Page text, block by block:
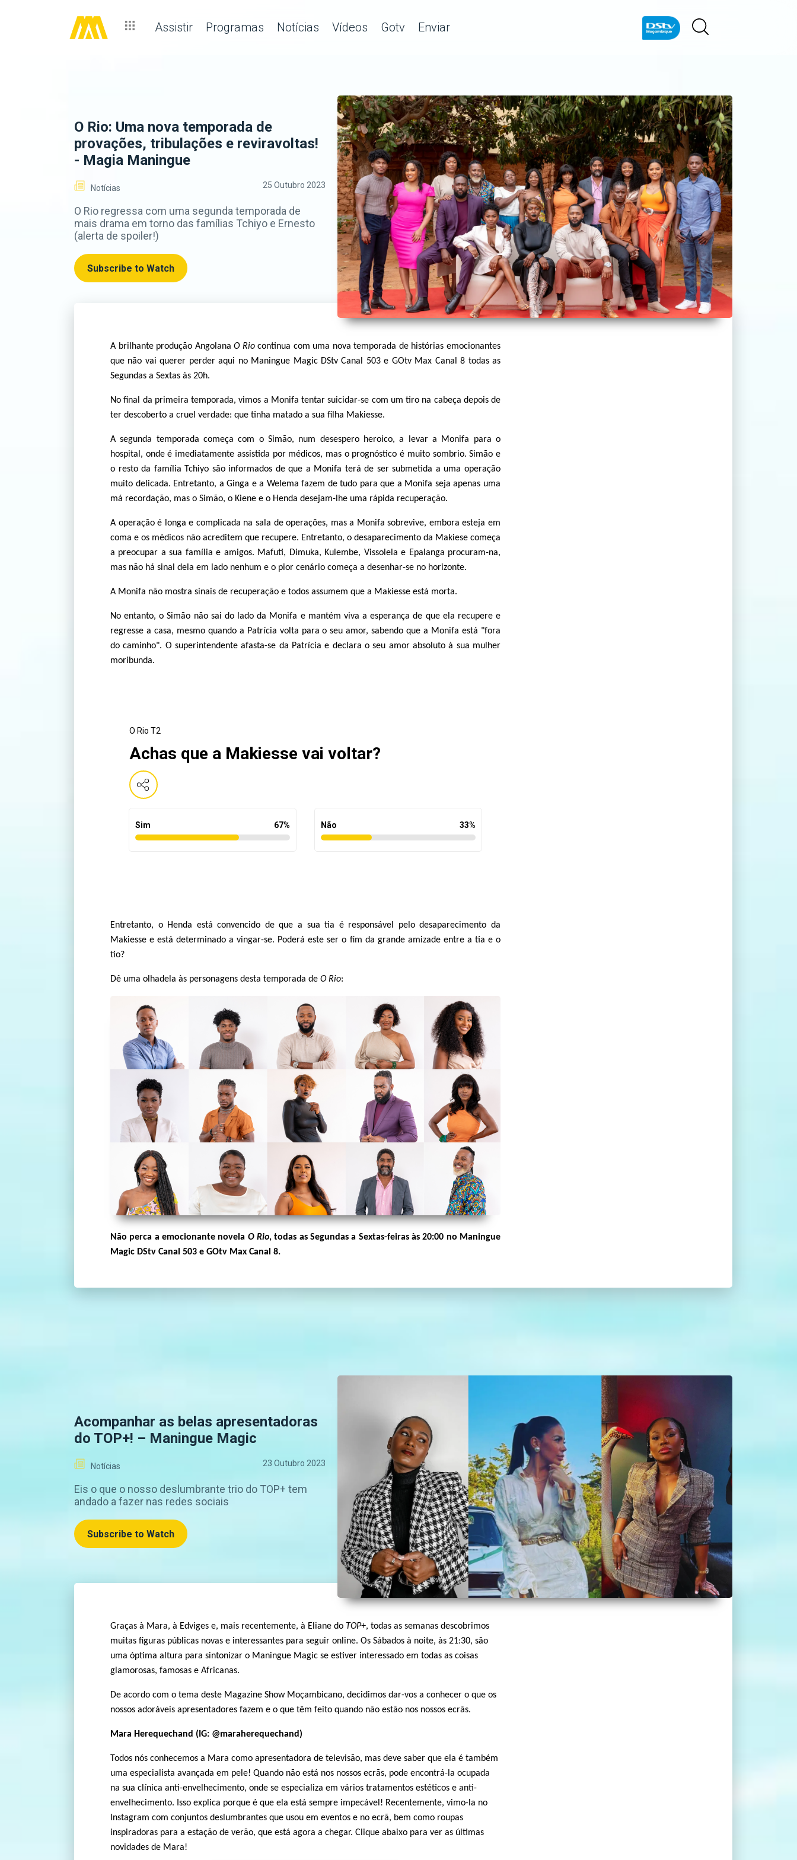
Assistir Programas Notícias Vídeos Gotv Enviar
O Rio: Uma nova temporada de
provações, tribulações e reviravoltas!
- Magia Maningue
Notícias 25 Outubro 2023
O Rio regressa com uma segunda temporada de
mais drama em torno das famílias Tchiyo e Ernesto
(alerta de spoiler!)
Subscribe to Watch
A brilhante produção AngolanaO Riocontinua com uma nova temporada de histórias emocionantes
que não vai querer perder aqui no Maningue Magic DStv Canal 503 e GOtv Max Canal 8 todas as
Segundas a Sextas às 20h.
No final da primeira temporada, vimos a Monifa tentar suicidar-se com um tiro na cabeça depois de
ter descoberto a cruel verdade: que tinha matado a sua filha Makiesse.
A segunda temporada começa com o Simão, num desespero heroico, a levar a Monifa para o
hospital, onde é imediatamente assistida por médicos, mas o prognóstico é muito sombrio. Simão e
o resto da família Tchiyo são informados de que a Monifa terá de ser submetida a uma operação
muito delicada. Entretanto, a Ginga e a Welema fazem de tudo para que a Monifa seja apenas uma
má recordação, mas o Simão, o Kiene e o Henda desejam-lhe uma rápida recuperação.
A operação é longa e complicada na sala de operações, mas a Monifa sobrevive, embora esteja em
coma e os médicos não acreditem que recupere. Entretanto, o desaparecimento da Makiese começa
a preocupar a sua família e amigos. Mafuti, Dimuka, Kulembe, Vissolela e Epalanga procuram-na,
mas não há sinal dela em lado nenhum e o pior cenário começa a desenhar-se no horizonte.
A Monifa não mostra sinais de recuperação e todos assumem que a Makiesse está morta.
No entanto, o Simão não sai do lado da Monifa e mantém viva a esperança de que ela recupere e
regresse a casa, mesmo quando a Patrícia volta para o seu amor, sabendo que a Monifa está "fora
do caminho". O superintendente afasta-se da Patrícia e declara o seu amor absoluto à sua mulher
moribunda.
O Rio T2
Achas que a Makiesse vai voltar?
Sim 67% Não 33%
Entretanto, o Henda está convencido de que a sua tia é responsável pelo desaparecimento da
Makiesse e está determinado a vingar-se. Poderá este ser o fim da grande amizade entre a tia e o
tio?
Dê uma olhadela às personagens desta temporada de O Rio:
Não perca a emocionante novela O Rio, todas as Segundas a Sextas-feiras às 20:00 no Maningue
Magic DStv Canal 503 e GOtv Max Canal 8.
Acompanhar as belas apresentadoras
do TOP+! – Maningue Magic
Notícias 23 Outubro 2023
Eis o que o nosso deslumbrante trio do TOP+ tem
andado a fazer nas redes sociais
Subscribe to Watch
Graças à Mara, à Edviges e, mais recentemente, à Eliane do TOP+, todas as semanas descobrimos
muitas figuras públicas novas e interessantes para seguir online. Os Sábados à noite, às 21:30, são
uma óptima altura para sintonizar o Maningue Magic se estiver interessado em todas as coisas
glamorosas, famosas e Africanas.
De acordo com o tema deste Magazine Show Moçambicano, decidimos dar-vos a conhecer o que os
nossos adoráveis apresentadores fazem e o que têm feito quando não estão nos nossos ecrãs.
Mara Herequechand (IG: @maraherequechand)
Todos nós conhecemos a Mara como apresentadora de televisão, mas deve saber que ela é também
uma especialista avançada em pele! Quando não está nos nossos ecrãs, pode encontrá-la ocupada
na sua clínica anti-envelhecimento, onde se especializa em vários tratamentos estéticos e anti-
envelhecimento. Isso explica porque é que ela está sempre impecável! Recentemente, vimo-la no
Instagram com conjuntos deslumbrantes que usou em eventos e no ecrã, bem como roupas
inspiradoras para a estação de verão, que está agora a chegar. Clique abaixo para ver as últimas
novidades de Mara!